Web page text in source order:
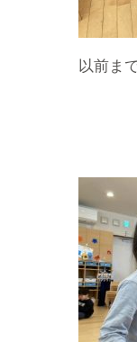
以前ま